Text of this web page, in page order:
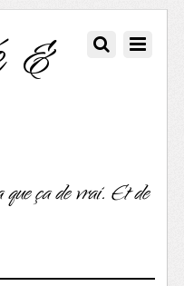
&
ça de vrai. Et de